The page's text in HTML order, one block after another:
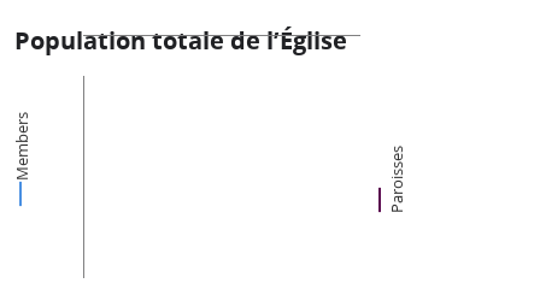
Population totale de l’Église
Members Paroisses